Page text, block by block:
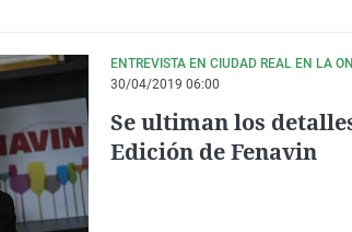
ENTREVISTA EN CIUDAD REAL EN LA
30/04/2019 06:00
Se ultiman los
Edición de Fenavin